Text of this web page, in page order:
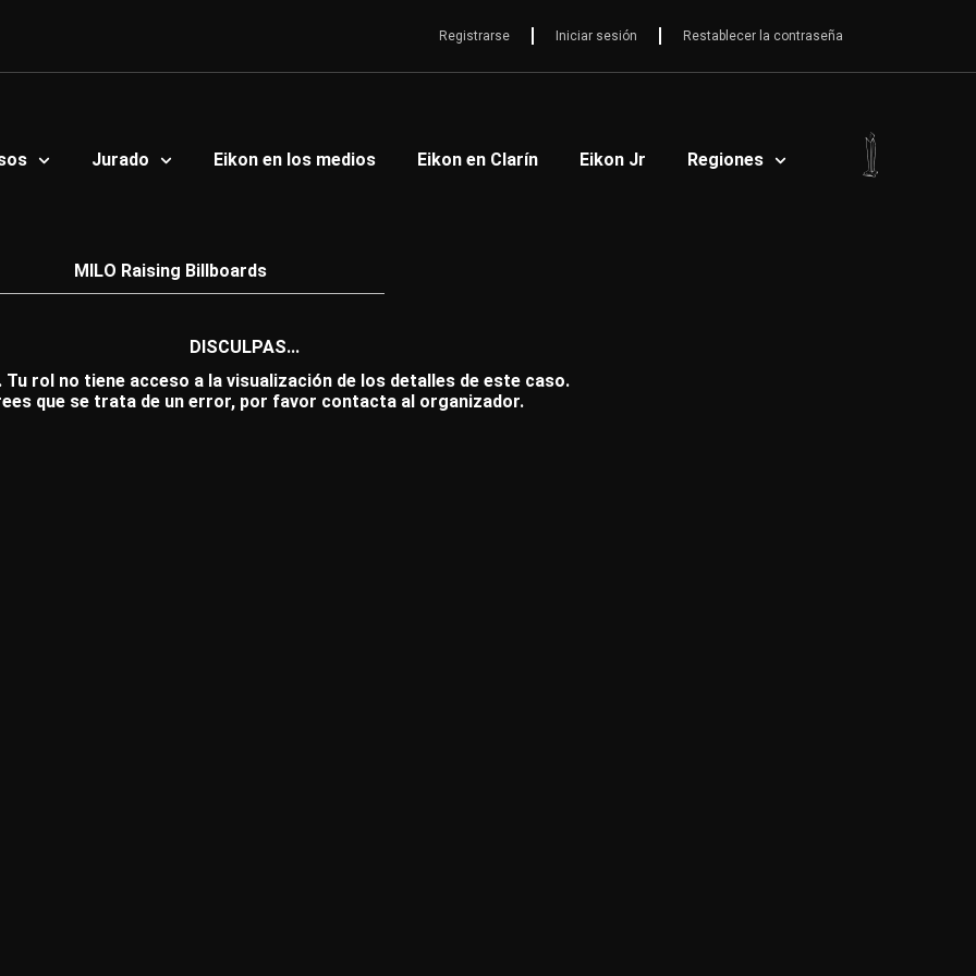
Registrarse Iniciar sesión Restablecer la contraseña
Jurado Eikon en los medios Eikon en Clarín Eikon Jr Regiones
MILO Raising Billboards
DISCULPAS...
Tu rol no tiene acceso a la visualización de los detalles de este caso.
que se trata de un error, por favor contacta al organizador.